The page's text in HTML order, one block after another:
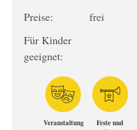
Preise:
frei
Für Kinder
geeignet:
Veranstaltung
Feste und